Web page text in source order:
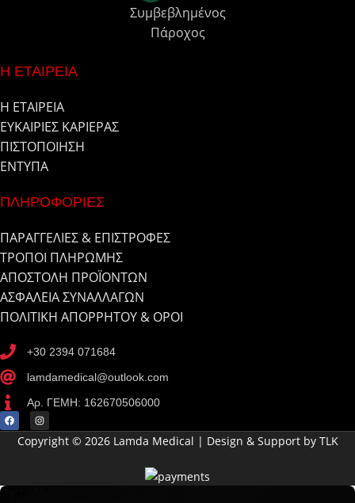
Συμβεβλημένος
Πάροχος
Η ΕΤΑΙΡΕΙΑ
Η ΕΤΑΙΡΕΙΑ
ΕΥΚΑΙΡΙΕΣ ΚΑΡΙΕΡΑΣ
ΠΙΣΤΟΠΟΙΗΣΗ
ΕΝΤΥΠΑ
ΠΛΗΡΟΦΟΡΙΕΣ
ΠΑΡΑΓΓΕΛΙΕΣ & ΕΠΙΣΤΡΟΦΕΣ
ΤΡΟΠΟΙ ΠΛΗΡΩΜΗΣ
ΑΠΟΣΤΟΛΗ ΠΡΟΪΟΝΤΩΝ
ΑΣΦΑΛΕΙΑ ΣΥΝΑΛΛΑΓΩΝ
ΠΟΛΙΤΙΚΗ ΑΠΟΡΡΗΤΟΥ & ΟΡΟΙ
+30 2394 071684
lamdamedical@outlook.com
Αρ. ΓΕΜΗ: 162670506000
Copyright © 2026 Lamda Medical | Design & Support by TLK